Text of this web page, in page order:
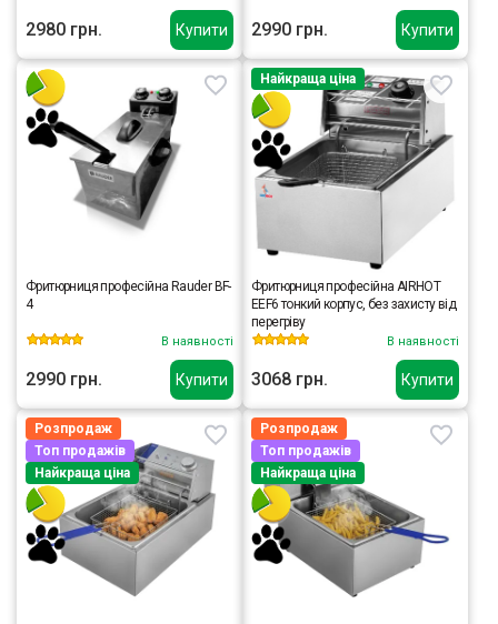
Купити
2980 грн. Купити
2990 грн.
Купити
Фритюрниця професійна Rauder BF-
4
В наявності
2990 грн. Купити
Найкраща ціна
Фритюрниця професійна AIRHOT
EEF6 тонкий корпус, без захисту від
перегріву
В наявності
3068 грн.
Розпродаж
Топ продажів
Найкраща ціна
Розпродаж
Топ продажів
Найкраща ціна